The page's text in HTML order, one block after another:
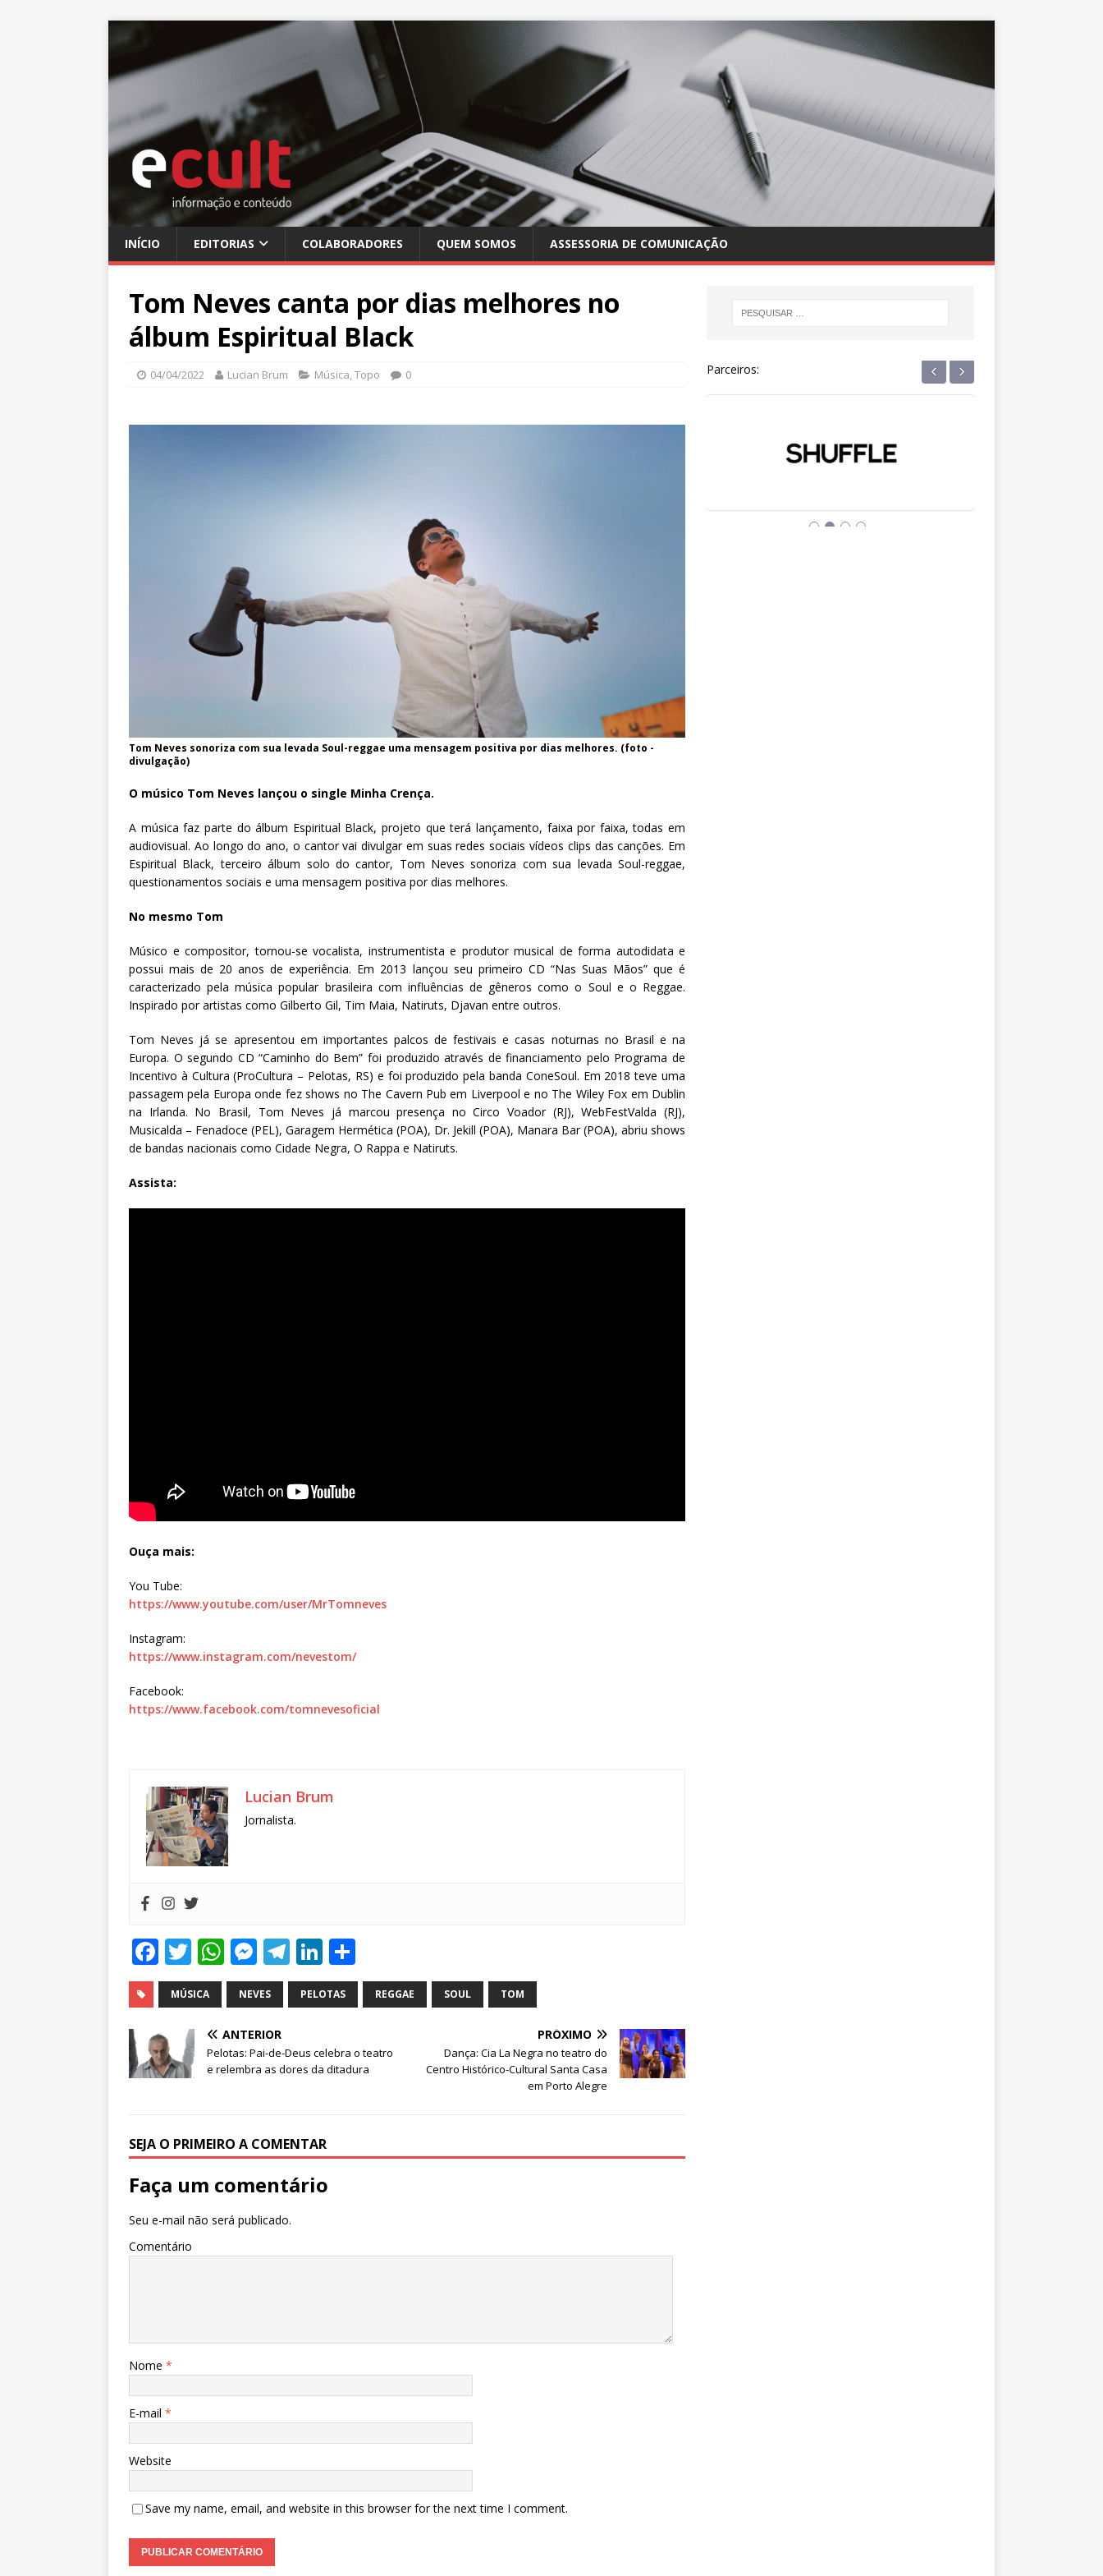
INÍCIO EDITORIAS COLABORADORES QUEM SOMOS ASSESSORIA DE COMUNICAÇÃO
Tom Neves canta por dias melhores no
álbum Espiritual Black
04/04/2022 Lucian Brum Música Topo 0
Tom Neves sonoriza com sua levada Soul-reggae uma mensagem positiva por dias melhores. (foto -
divulgação)
O músico Tom Neves lançou o single Minha Crença.
A música faz parte do álbum Espiritual Black, projeto que terá lançamento, faixa por faixa, todas em
audiovisual. Ao longo do ano, o cantor vai divulgar em suas redes sociais vídeos clips das canções. Em
Espiritual Black, terceiro álbum solo do cantor, Tom Neves sonoriza com sua levada Soul-reggae,
questionamentos sociais e uma mensagem positiva por dias melhores.
No mesmo Tom
Músico e compositor, tornou-se vocalista, instrumentista e produtor musical de forma autodidata e
possui mais de 20 anos de experiência. Em 2013 lançou seu primeiro CD “Nas Suas Mãos” que é
caracterizado pela música popular brasileira com influências de gêneros como o Soul e o Reggae.
Inspirado por artistas como Gilberto Gil, Tim Maia, Natiruts, Djavan entre outros.
Tom Neves já se apresentou em importantes palcos de festivais e casas noturnas no Brasil e na
Europa. O segundo CD “Caminho do Bem” foi produzido através de financiamento pelo Programa de
Incentivo à Cultura (ProCultura – Pelotas, RS) e foi produzido pela banda ConeSoul. Em 2018 teve uma
passagem pela Europa onde fez shows no The Cavern Pub em Liverpool e no The Wiley Fox em Dublin
na Irlanda. No Brasil, Tom Neves já marcou presença no Circo Voador (RJ), WebFestValda (RJ),
Musicalda – Fenadoce (PEL), Garagem Hermética (POA), Dr. Jekill (POA), Manara Bar (POA), abriu shows
de bandas nacionais como Cidade Negra, O Rappa e Natiruts.
Assista:
Ouça mais:
You Tube:
https://www.youtube.com/user/MrTomneves
Instagram:
https://www.instagram.com/nevestom/
Facebook:
https://www.facebook.com/tomnevesoficial
Lucian Brum
Jornalista.
F
a
c
e
b
o
k
T
w
it
te
r
W
h
at
s
A
p
M
e
ss
e
n
g
r
T
el
e
ra
m
Li
n
k
dI
n
h
ar
MÚSICA NEVES PELOTAS REGGAE SOUL TOM
ANTERIOR
Pelotas: Pai-de-Deus celebra o teatro
e relembra as dores da ditadura
PRÓXIMO
Dança: Cia La Negra no teatro do
Centro Histórico-Cultural Santa Casa
em Porto Alegre
SEJA O PRIMEIRO A COMENTAR
Faça um comentário
Seu e-mail não será publicado.
Comentário
Nome *
E-mail *
Website
Save my name, email, and website in this browser for the next time I comment.
Parceiros: ‹ ›